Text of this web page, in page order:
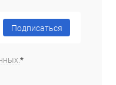
Подписаться
*